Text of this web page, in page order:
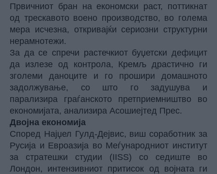
Првичниот бран на економски раст, поттикнат
од трескавото воено производство, во голема
мера исчезна, откривајќи сериозни структурни
нерамнотежи.
За да се спречи растечкиот буџетски дефицит
да излезе од контрола, Кремљ драстично ги
зголеми даноците и го прошири домашното
задолжување, со што го задушува и
парализира граѓанското претприемништво во
економијата, анализира Асошиејтед Прес.
Двојна економија
Според Најџел Гулд-Дејвис, виш соработник за
Русија и Евроазија во Меѓународниот институт
за стратешки студии (IISS) со седиште во
Лондон, интензивниот притисок од војната ги